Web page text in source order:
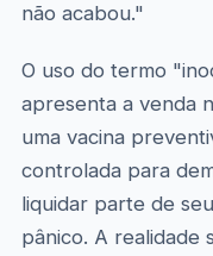
não acabou."
O uso do termo
apresenta a venda
uma vacina
controlada para
liquidar parte de
pânico. A realidade